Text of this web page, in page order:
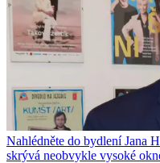
Nahlédněte do bydlení Jana
skrývá neobvykle vysoké